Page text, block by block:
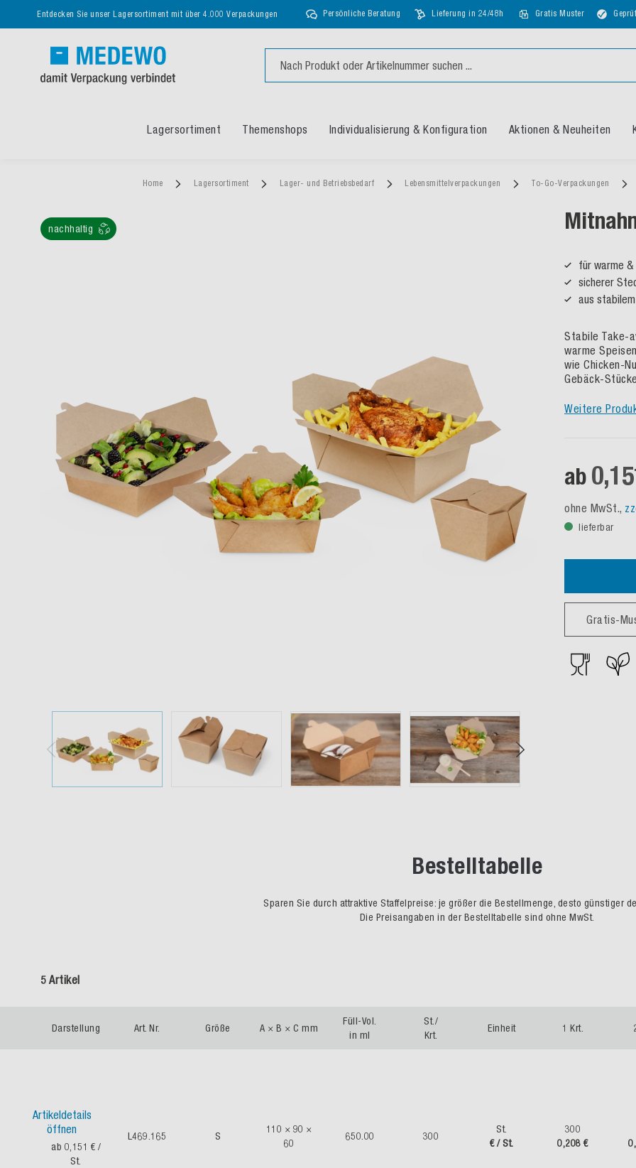
Entdecken Sie unser Lagersortiment mit über 4.000 Verpackungen Persönliche Beratung Lieferung in 24/48h Gratis Muster
Lagersortiment Themenshops Individualisierung & Konfiguration Aktionen & Neuheiten
Home Lagersortiment Lager- und Betriebsbedarf Lebensmittelverpackungen To-Go-Verpackungen
nachhaltig
für warme
sicherer
aus
Stabile Take-
warme
wie Chicken-
Gebäck-
Weitere
ab
ohne MwSt.,
lieferbar
Gratis-
Bestelltabelle
Sparen Sie durch attraktive Staffelpreise: je größer die Bestellmenge, desto günstiger
Die Preisangaben in der Bestelltabelle sind ohne MwSt.
5 Artikel
Darstellung Art. Nr. Größe A × B × C mm
Füll-Vol.
in ml
St./
Krt.
Einheit 1 Krt.
Artikeldetails
öffnen
ab 0,151 € /
St.
L469.165 S
110 × 90 ×
60
650.00 300
St.
€ / St.
300
0,208 €